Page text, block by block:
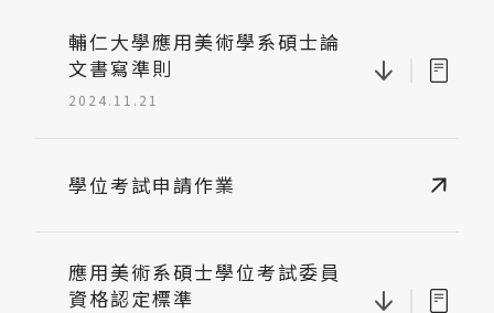
輔仁大學應用美術學系碩士論
文書寫準則
2024.11.21
學位考試申請作業
應用美術系碩士學位考試委員
資格認定標準